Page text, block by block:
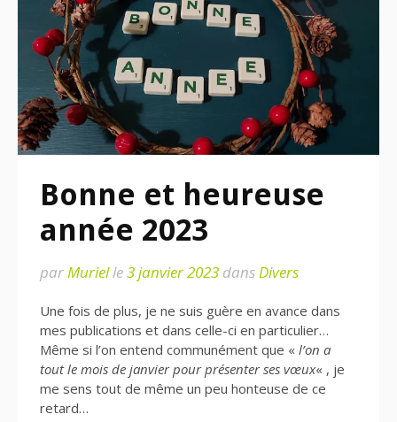
Bonne et heureuse
année 2023
parMurielle3 janvier 2023 dansDivers
Une fois de plus, je ne suis guère en avance dans
mes publications et dans celle-ci en particulier…
Même si l’on entend communément que « l’on a
tout le mois de janvier pour présenter ses vœux« , je
me sens tout de même un peu honteuse de ce
retard…